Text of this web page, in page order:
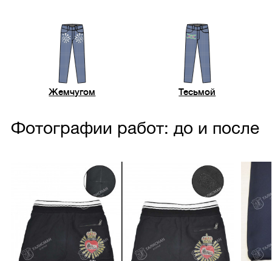
Жемчугом Тесьмой
Фотографии работ: до и после